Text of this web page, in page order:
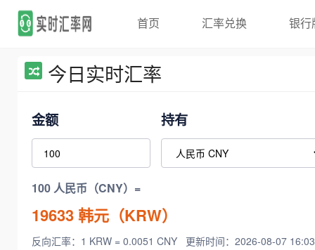
首页 汇率兑换 银行
今日实时汇率
金额 持有
100 人民币（CNY）=
19633韩元（KRW）
反向汇率：1 KRW = 0.0051 CNY 更新时间：2026-08-07